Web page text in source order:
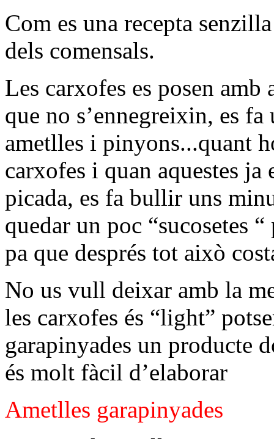
Com es una recepta
dels comensals.
Les carxofes es posen
que no s’ennegreixin, es
ametlles i pinyons...quant
carxofes i quan aquestes
picada, es fa bullir uns
quedar un poc “sucosetes
pa que després tot això
No us vull deixar amb la
les carxofes és “light”
garapinyades un producte
és molt fàcil d’elaborar
Ametlles garapinyades